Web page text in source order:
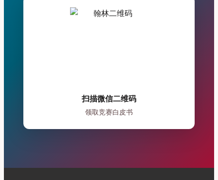
扫描微信二维码
领取竞赛白皮书